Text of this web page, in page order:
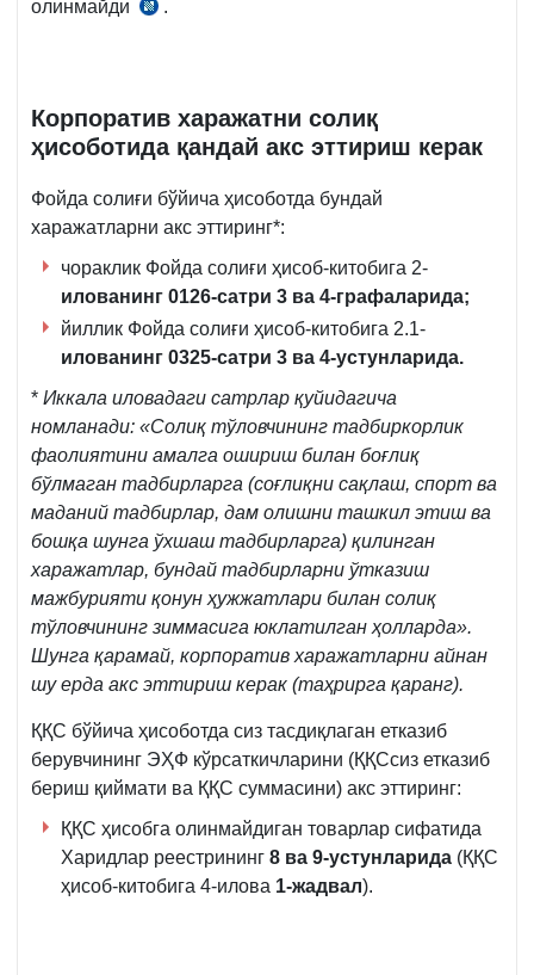
олинмайди
СК
қ.
7-
.
Корпоратив харажатни солиқ
ҳисоботида қандай акс эттириш керак
Фойда солиғи бўйича ҳисоботда бундай
харажатларни акс эттиринг*:
чораклик Фойда солиғи ҳисоб-китобига 2-
илованинг 0126-сатри 3 ва 4-графаларида;
йиллик Фойда солиғи ҳисоб-китобига 2.1-
илованинг 0325-сатри 3 ва 4-устунларида.
* Иккала иловадаги сатрлар қуйидагича
номланади: «Солиқ тўловчининг тадбиркорлик
фаолиятини амалга ошириш билан боғлиқ
бўлмаган тадбирларга (соғлиқни сақлаш, спорт ва
маданий тадбирлар, дам олишни ташкил этиш ва
бошқа шунга ўхшаш тадбирларга) қилинган
харажатлар, бундай тадбирларни ўтказиш
мажбурияти қонун ҳужжатлари билан солиқ
тўловчининг зиммасига юклатилган ҳолларда».
Шунга қарамай, корпоратив харажатларни айнан
шу ерда акс эттириш керак (таҳрирга қаранг).
ҚҚС бўйича ҳисоботда сиз тасдиқлаган етказиб
берувчининг ЭҲФ кўрсаткичларини (ҚҚСсиз етказиб
бериш қиймати ва ҚҚС суммасини) акс эттиринг:
ҚҚС ҳисобга олинмайдиган товарлар сифатида
Харидлар реестрининг 8 ва 9-устунларида (ҚҚС
ҳисоб-китобига 4-илова 1-жадвал).